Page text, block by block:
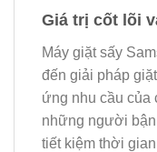
Giá trị cốt lõi
Máy giặt sấy
đến giải pháp
ứng nhu cầu của
những người
tiết kiệm thời